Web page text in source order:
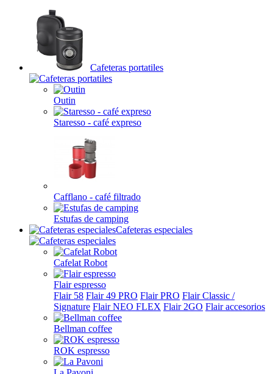
Cafeteras portatiles
Outin
Staresso - café expreso
Cafflano - café filtrado
Estufas de camping
Cafeteras especiales
Cafelat Robot
Flair espresso
Flair 58 Flair 49 PRO Flair PRO Flair Classic /
Signature Flair NEO FLEX Flair 2GO Flair accesorios
Bellman coffee
ROK espresso